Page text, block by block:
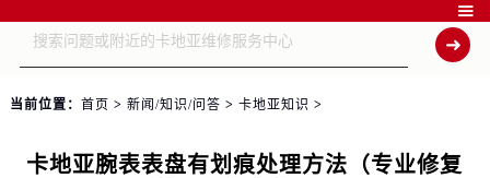

当前位置： 首页 > 新闻/知识/问答 > 卡地亚知识 >
卡地亚腕表表盘有划痕处理方法（专业修复